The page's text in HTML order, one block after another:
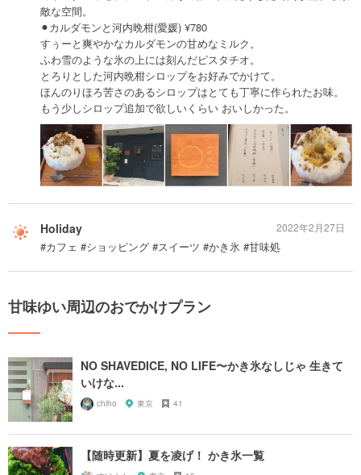
敵な空間。
⚫︎カルダモンと河内晩柑(愛媛) ¥780
すぅーと爽やかなカルダモンの甘めなミルク。
ふわ雪のような氷の上には刻んだピスタチオ。
とろりとした河内晩柑シロップをお好みでかけて。
ほんのりほろ苦さのあるシロップはとても丁寧に作られたお味。
もう少しシロップ追加で欲しいくらい おいしかった。
Holiday
#カフェ #ショッピング #スイーツ #かき氷 #甘味処
2022年2月27日
甘味ゆい周辺のおでかけプラン
NO SHAVEDICE, NO LIFE〜かき氷なしじゃ 生きて
いけな...
chiho 東京 41
【随時更新】夏を凌げ！ かき氷一覧